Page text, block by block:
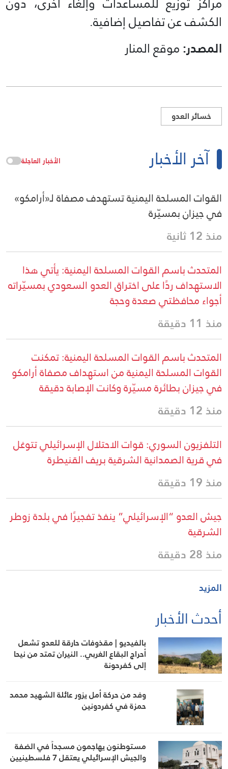
الكشف عن تفاصيل إضافية.
المصدر:موقع المنار
خسائر العدو
آخر الأخبار الأخبار العاجلة
القوات المسلحة اليمنية تستهدف مصفاة لـ«أرامكو»
في جيزان بمسيّرة
منذ 12 ثانية
المتحدث باسم القوات المسلحة اليمنية: يأتي هذا
الاستهداف ردًا على اختراق العدو السعودي بمسيّراته
أجواء محافظتي صعدة وحجة
منذ 11 دقيقة
المتحدث باسم القوات المسلحة اليمنية: تمكنت
القوات المسلحة اليمنية من استهداف مصفاة أرامكو
في جيزان بطائرة مسيّرة وكانت الإصابة دقيقة
منذ 12 دقيقة
التلفزيون السوري: قوات الاحتلال الإسرائيلي تتوغل
في قرية الصمدانية الشرقية بريف القنيطرة
منذ 19 دقيقة
جيش العدو “الإسرائيلي” ينفذ تفجيرًا في بلدة زوطر
الشرقية
منذ 28 دقيقة
المزيد
أحدث الأخبار
بالفيديو | مقذوفات حارقة للعدو تشعل
أحراج البقاع الغربي.. النيران تمتد من نيحا
إلى كفرحونة
وفد من حركة أمل يزور عائلة الشهيد محمد
حمزة في كفردونين
مستوطنون يهاجمون مسجداً في الضفة
والجيش الإسرائيلي يعتقل 7 فلسطينيين